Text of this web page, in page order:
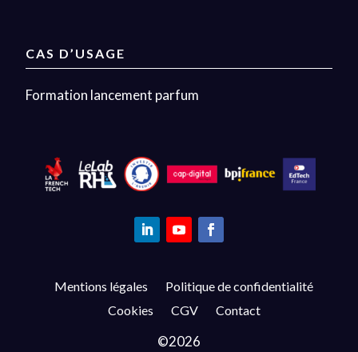
CAS D’USAGE
Formation lancement parfum
©2026
Mentions légales
Politique de confidentialité
Cookies
CGV Contact